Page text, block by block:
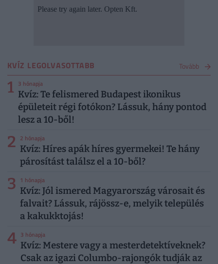
KVÍZ LEGOLVASOTTABB Tovább
1 3 hónapja
Kvíz: Te felismered Budapest ikonikus
épületeit régi fotókon? Lássuk, hány pontod
lesz a 10-ből!
2 2 hónapja
Kvíz: Híres apák híres gyermekei! Te hány
párosítást találsz el a 10-ből?
3 1 hónapja
Kvíz: Jól ismered Magyarország városait és
falvait? Lássuk, rájössz-e, melyik település
a kakukktojás!
4 3 hónapja
Kvíz: Mestere vagy a mesterdetektíveknek?
Csak az igazi Columbo-rajongók tudják az